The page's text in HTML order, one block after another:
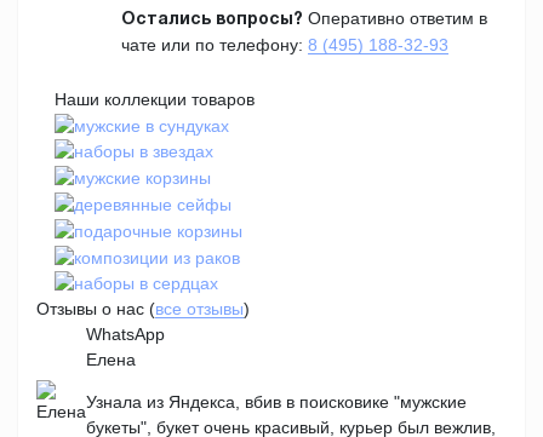
Остались вопросы? Оперативно ответим в
чате или по телефону: 8 (495) 188-32-93
Наши коллекции товаров
Отзывы о нас (все отзывы)
WhatsApp
Елена
Узнала из Яндекса, вбив в поисковике "мужские
букеты", букет очень красивый, курьер был вежлив,